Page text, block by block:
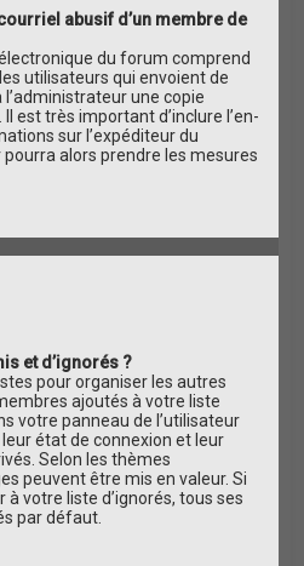
abusif d’un membre de
du forum comprend
utilisateurs qui envoient de
une copie
est très important d’inclure l’en-
sur l’expéditeur du
alors prendre les mesures
et d’ignorés ?
pour organiser les autres
ajoutés à votre liste
votre panneau de l’utilisateur
état de connexion et leur
Selon les thèmes
peuvent être mis en valeur. Si
votre liste d’ignorés, tous ses
par défaut.